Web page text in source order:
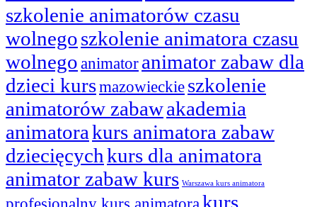
szkolenie animatorów czasu
wolnegoszkolenie animatora czasu
wolnego animator animator zabaw dla
dzieci kursmazowieckie szkolenie
animatorów zabawakademia
animatorakurs animatora zabaw
dziecięcychkurs dla animatora
animator zabaw kurs Warszawa kurs animatora
kurs